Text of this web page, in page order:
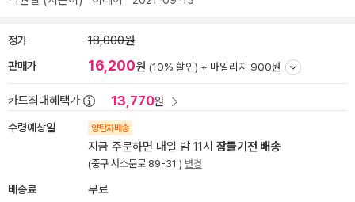
정가 18,000원
판매가 16,200원 (10% 할인) + 마일리지 900원
카드최대혜택가 13,770원
수령예상일 양탄자배송
지금 주문하면 내일 밤 11시 잠들기전 배송
(중구 서소문로 89-31 ) 변경
배송료 무료